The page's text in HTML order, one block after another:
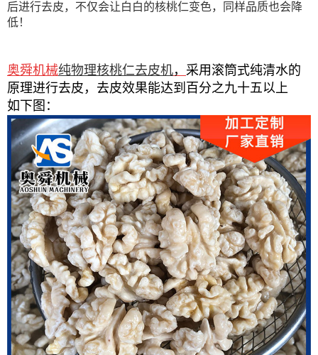
后进行去皮，不仅会让白白的核桃仁变色，同样品质也会降
低！
奥舜机械纯物理核桃仁去皮机， 采用滚筒式纯清水的
原理进行去皮，去皮效果能达到百分之九十五以上
如下图 ：